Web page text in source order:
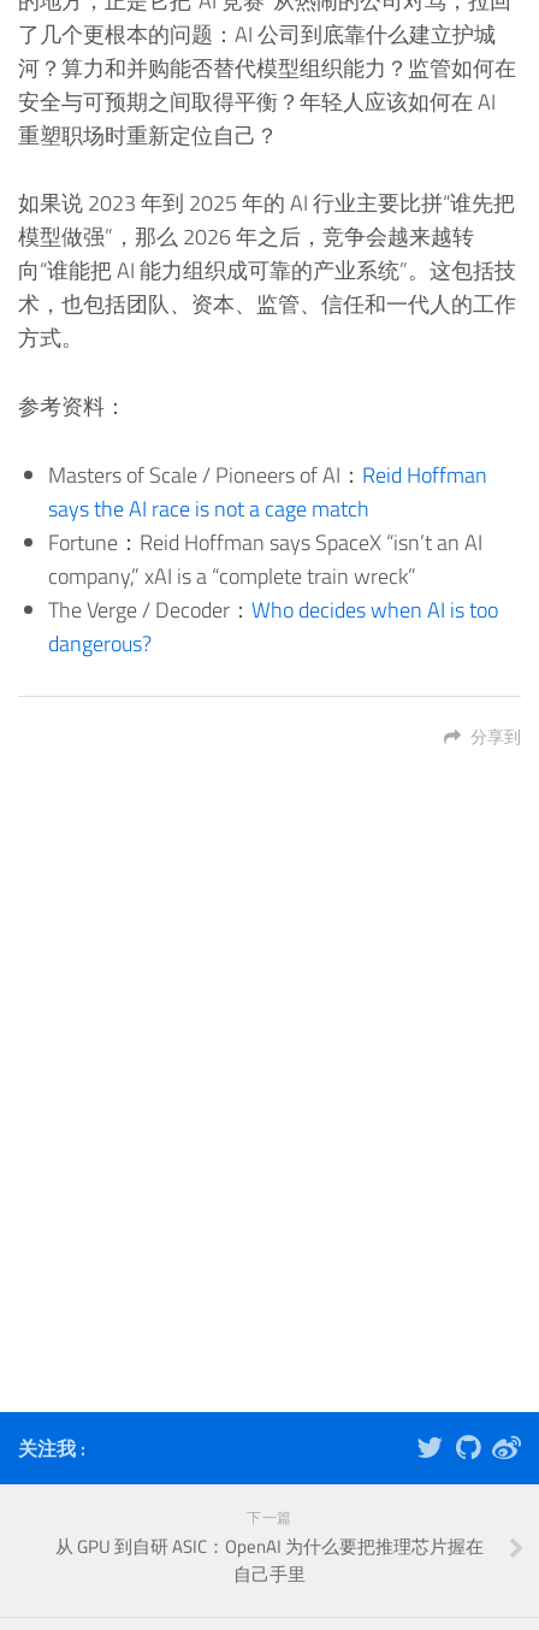
了几个更根本的问题：AI 公司到底靠什么建立护城
河？算力和并购能否替代模型组织能力？监管如何在
安全与可预期之间取得平衡？年轻人应该如何在 AI
重塑职场时重新定位自己？
如果说 2023 年到 2025 年的 AI 行业主要比拼“谁先把
模型做强”，那么 2026 年之后，竞争会越来越转
向“谁能把 AI 能力组织成可靠的产业系统”。这包括技
术，也包括团队、资本、监管、信任和一代人的工作
方式。
参考资料：
Masters of Scale / Pioneers of AI： Reid Hoffman
says the AI race is not a cage match
Fortune：Reid Hoffman says SpaceX “isn’t an AI
company,” xAI is a “complete train wreck”
The Verge / Decoder：Who decides when AI is too
dangerous?
分享到
关注我 :
下一篇
从 GPU 到自研 ASIC：OpenAI 为什么要把推理芯片握在
自己手里